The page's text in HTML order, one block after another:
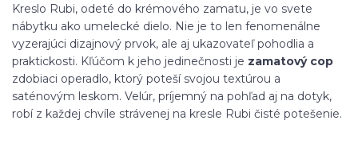
Kreslo Rubi, odeté do krémového zamatu, je vo svete
nábytku ako umelecké dielo. Nie je to len fenomenálne
vyzerajúci dizajnový prvok, ale aj ukazovateľ pohodlia a
praktickosti. Kľúčom k jeho jedinečnosti je zamatový cop
zdobiaci operadlo, ktorý poteší svojou textúrou a
saténovým leskom. Velúr, príjemný na pohľad aj na dotyk,
robí z každej chvíle strávenej na kresle Rubi čisté potešenie.